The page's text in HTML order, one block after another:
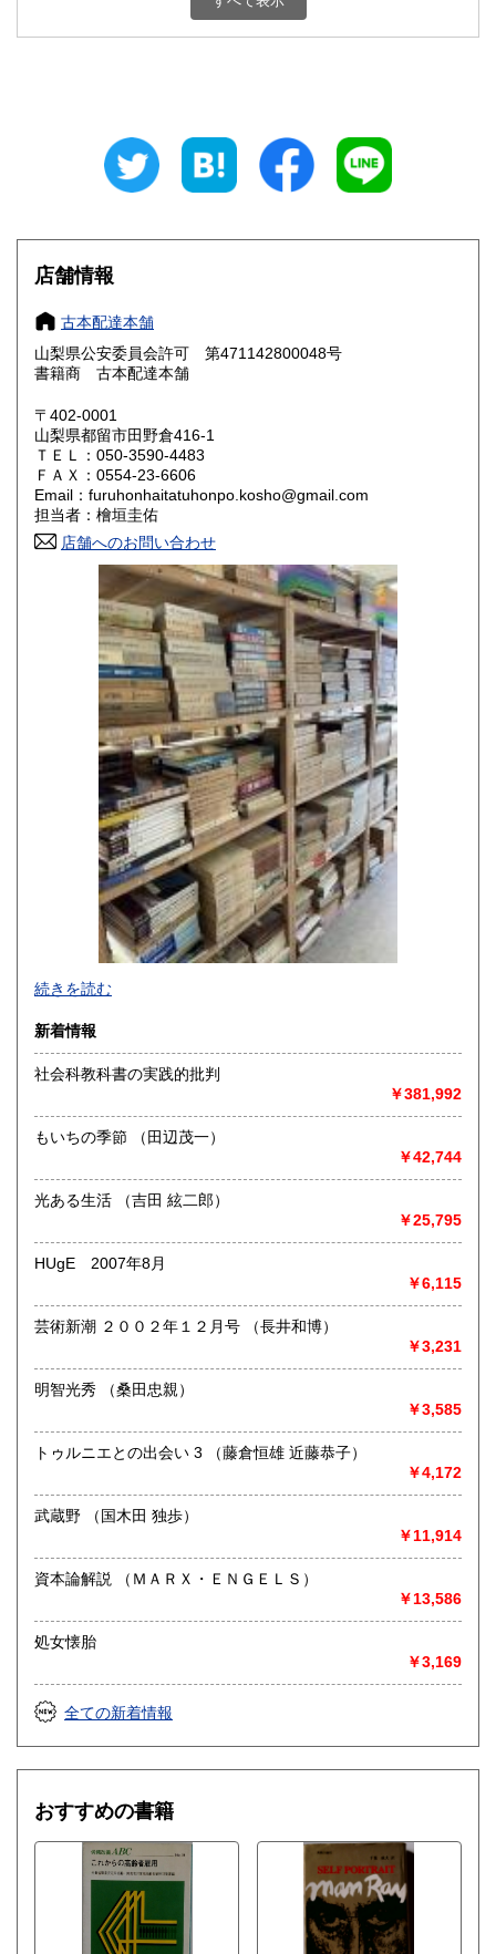
800円 三重県
大阪府
奈良県
鳥取県 800円 島根県
岡山県
山口県 800円
香川県 800円 愛媛県
高知県 800円
800円 長崎県
800円 大分県
800円 鹿児島県
1,500円
店舗情報
古本配達本舗
山梨県公安委員会許可 第471142800048号
書籍商 古本配達本舗
〒402-0001
山梨県都留市田野倉416-1
ＴＥＬ：050-3590-4483
ＦＡＸ：0554-23-6606
Email：furuhonhaitatuhonpo.kosho@gmail.com
担当者：檜垣圭佑
店舗へのお問い合わせ
-
沿線名：-
最寄駅：-
営業時間：-
定休日：-
書籍の買取について
取り扱い分野
総記、哲学宗教、歴史、社会科学、自然科学、美術工芸、国
語国文、外国文学、古典籍、近代文献、趣味、外国書、サブ
カルチャー、古書一般（その他）
続きを読む
新着情報
社会科教科書の実践的批判
￥381,992
もいちの季節 （田辺茂一）
￥42,744
光ある生活 （吉田 絃二郎）
￥25,795
HUgE 2007年8月
￥6,115
芸術新潮 ２００２年１２月号 （長井和博）
￥3,231
明智光秀 （桑田忠親）
￥3,585
トゥルニエとの出会い 3 （藤倉恒雄 近藤恭子）
￥4,172
武蔵野 （国木田 独歩）
￥11,914
資本論解説 （ＭＡＲＸ・ＥＮＧＥＬＳ）
￥13,586
処女懐胎
￥3,169
全ての新着情報
おすすめの書籍